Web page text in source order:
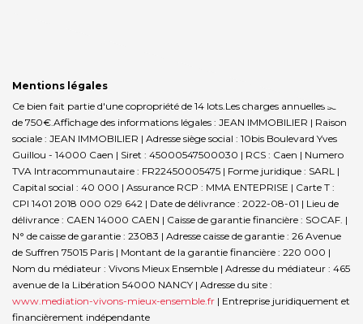
Mentions légales
Ce bien fait partie d'une copropriété de 14 lots.Les charges annuelles sont
de 750€. Affichage des informations légales : JEAN IMMOBILIER | Raison
sociale : JEAN IMMOBILIER | Adresse siège social : 10bis Boulevard Yves
Guillou - 14000 Caen | Siret : 45000547500030 | RCS : Caen | Numero
TVA Intracommunautaire : FR22450005475 | Forme juridique : SARL |
Capital social : 40 000 | Assurance RCP : MMA ENTEPRISE | Carte T :
CPI 1401 2018 000 029 642 | Date de délivrance : 2022-08-01 | Lieu de
délivrance : CAEN 14000 CAEN | Caisse de garantie financière : SOCAF. |
N° de caisse de garantie : 23083 | Adresse caisse de garantie : 26 Avenue
de Suffren 75015 Paris | Montant de la garantie financière : 220 000 |
Nom du médiateur : Vivons Mieux Ensemble | Adresse du médiateur : 465
avenue de la Libération 54000 NANCY | Adresse du site :
www.mediation-vivons-mieux-ensemble.fr | Entreprise juridiquement et
financièrement indépendante